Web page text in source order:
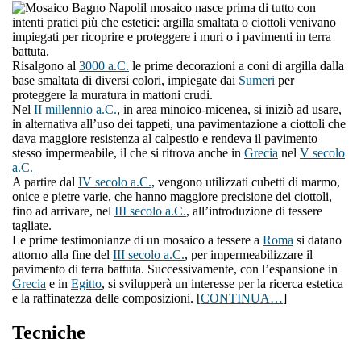
l mosaico nasce prima di tutto con
intenti pratici più che estetici: argilla smaltata o ciottoli venivano
impiegati per ricoprire e proteggere i muri o i pavimenti in terra
battuta.
Risalgono al 3000 a.C. le prime decorazioni a coni di argilla dalla
base smaltata di diversi colori, impiegate dai Sumeri per
proteggere la muratura in mattoni crudi.
Nel II millennio a.C., in area minoico-micenea, si iniziò ad usare,
in alternativa all’uso dei tappeti, una pavimentazione a ciottoli che
dava maggiore resistenza al calpestio e rendeva il pavimento
stesso impermeabile, il che si ritrova anche in Grecia nel V secolo
a.C.
A partire dal IV secolo a.C., vengono utilizzati cubetti di marmo,
onice e pietre varie, che hanno maggiore precisione dei ciottoli,
fino ad arrivare, nel III secolo a.C., all’introduzione di tessere
tagliate.
Le prime testimonianze di un mosaico a tessere a Roma si datano
attorno alla fine del III secolo a.C., per impermeabilizzare il
pavimento di terra battuta. Successivamente, con l’espansione in
Grecia e in Egitto, si svilupperà un interesse per la ricerca estetica
e la raffinatezza delle composizioni. [CONTINUA…]
Tecniche